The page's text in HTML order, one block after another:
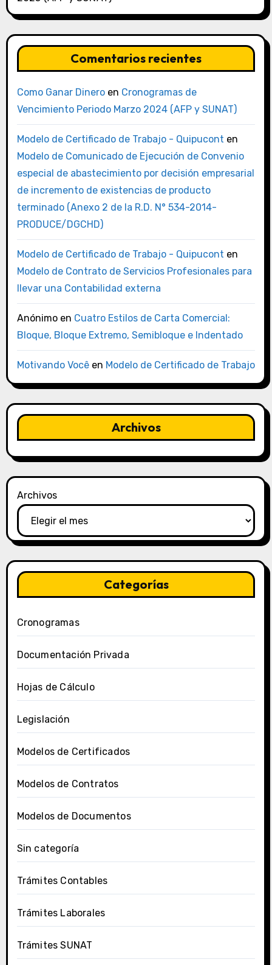
Comentarios recientes
Como Ganar Dineroen Cronogramas de
Vencimiento Periodo Marzo 2024 (AFP y SUNAT)
Modelo de Certificado de Trabajo - Quipucont en
Modelo de Comunicado de Ejecución de Convenio
especial de abastecimiento por decisión empresarial
de incremento de existencias de producto
terminado (Anexo 2 de la R.D. N° 534-2014-
PRODUCE/DGCHD)
Modelo de Certificado de Trabajo - Quipucont en
Modelo de Contrato de Servicios Profesionales para
llevar una Contabilidad externa
Anónimoen Cuatro Estilos de Carta Comercial:
Bloque, Bloque Extremo, Semibloque e Indentado
Motivando Vocêen Modelo de Certificado de Trabajo
Archivos
Archivos
Categorías
Cronogramas
Documentación Privada
Hojas de Cálculo
Legislación
Modelos de Certificados
Modelos de Contratos
Modelos de Documentos
Sin categoría
Trámites Contables
Trámites Laborales
Trámites SUNAT